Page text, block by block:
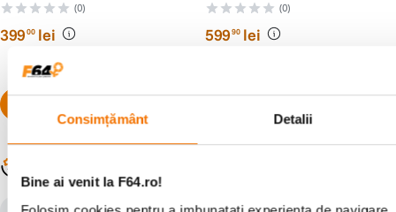
Consimțământ Detalii
Bine ai venit la F64.ro!
(0)
39900 lei
(0)
59990 lei